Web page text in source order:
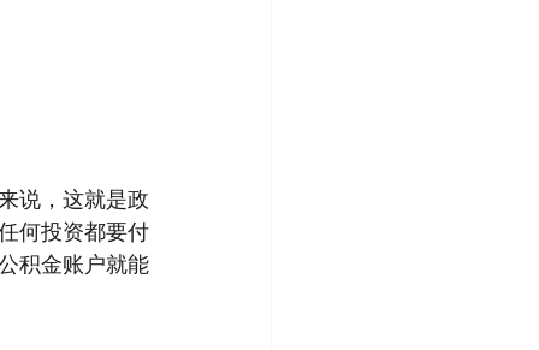
说，这就是政
何投资都要付
积金账户就能